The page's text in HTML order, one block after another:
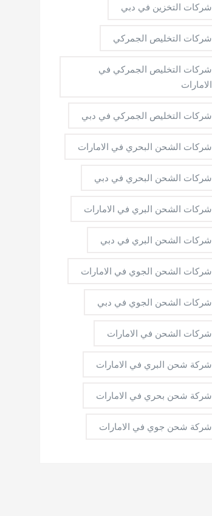
شركات التخزين في دبي
شركات التخليص الجمركي
شركات التخليص الجمركي في
الامارات
شركات التخليص الجمركي في دبي
شركات الشحن البحري في الامارات
شركات الشحن البحري في دبي
شركات الشحن البري في الامارات
شركات الشحن البري في دبي
شركات الشحن الجوي في الامارات
شركات الشحن الجوي في دبي
شركات الشحن في الامارات
شركة شحن البري في الامارات
شركة شحن بحري في الامارات
شركة شحن جوي في الامارات